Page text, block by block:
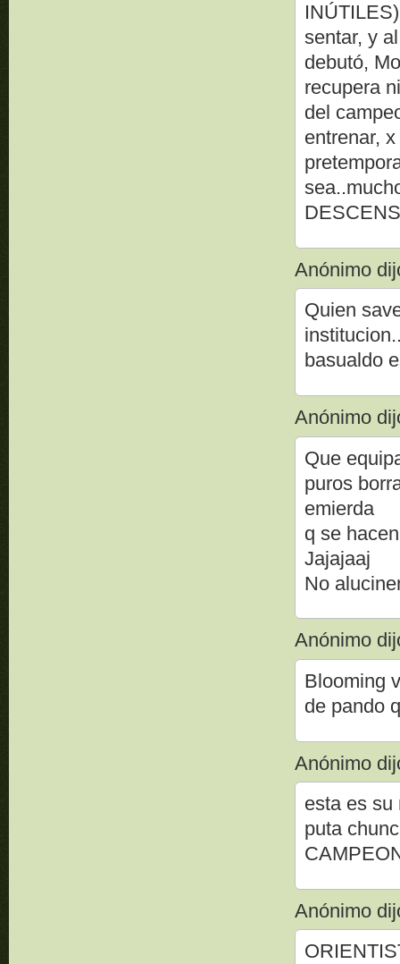
sentar, y
debutó,
recupera
del
entrenar,
Anónimo
Quien
basualdo
Anónimo
Que
puros
emierda
q se
Jajajaaj
No
Anónimo
Blooming
de pando
Anónimo
esta es su
puta
Anónimo